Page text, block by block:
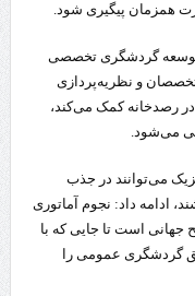
همزمان پیگیری شود.
گردشگری تخصصی
و نظریه‌پردازی
رصدخانه کمک می‌کند،
می‌شود.
می‌توانند در جذب
ادامه داد: نجوم آماتوری
است تا جایی که با
گردشگری عمومی را